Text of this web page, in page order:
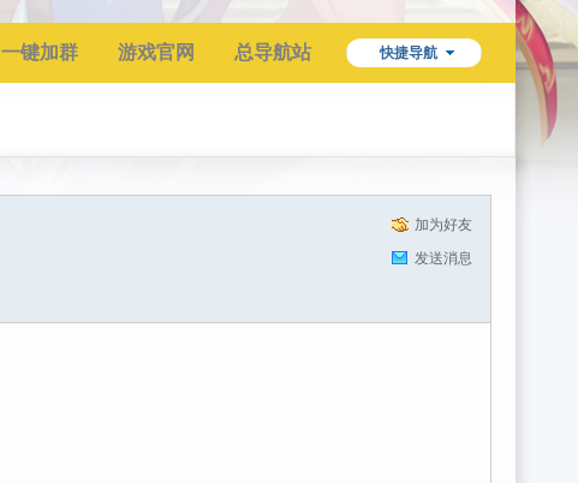
快捷导航
一键加群 游戏官网 总导航站
加为好友
发送消息